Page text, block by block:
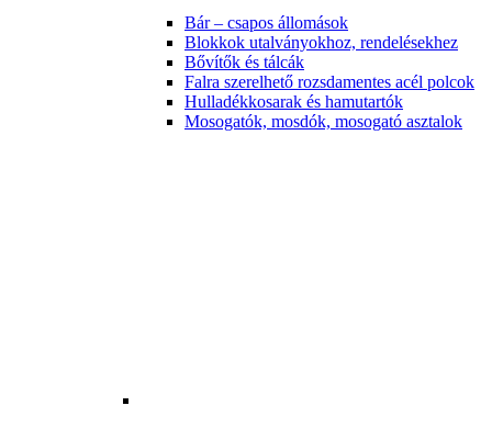
Bár – csapos állomások
Blokkok utalványokhoz, rendelésekhez
Bővítők és tálcák
Falra szerelhető rozsdamentes acél polcok
Hulladékkosarak és hamutartók
Mosogatók, mosdók, mosogató asztalok